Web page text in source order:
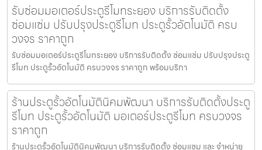
รับซ่อมมอเตอร์ประตูรีโมทระยอง บริการรับติดตั้ง
ซ่อมแซ่ม ปรับปรุงประตูรีโมท ประตูรั้วอัตโนมัติ ครบ
วงจร ราคาถูก
รับซ่อมมอเตอร์ประตูรีโมทระยอง บริการรับติดตั้ง ซ่อมแซ่ม ปรับปรุงประตู
รีโมท ประตูรั้วอัตโนมัติ ครบวงจร ราคาถูก พร้อมบริกา
ร้านประตูรั้วอัตโนมัตินิคมพัฒนา บริการรับติดตั้งประตู
รีโมท ประตูรั้วอัตโนมัติ มอเตอร์ประตูรีโมท ครบวงจร
ราคาถูก
ร้านประตูรั้วอัตโนมัตินิคมพัฒนา บริการรับติดตั้ง ซ่อมแซม และ จำหน่าย